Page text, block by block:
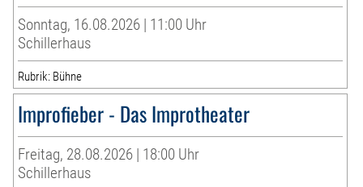
Sonntag, 16.08.2026 | 11:00 Uhr
Schillerhaus
Rubrik: Bühne
Improfieber - Das Improtheater
Freitag, 28.08.2026 | 18:00 Uhr
Schillerhaus